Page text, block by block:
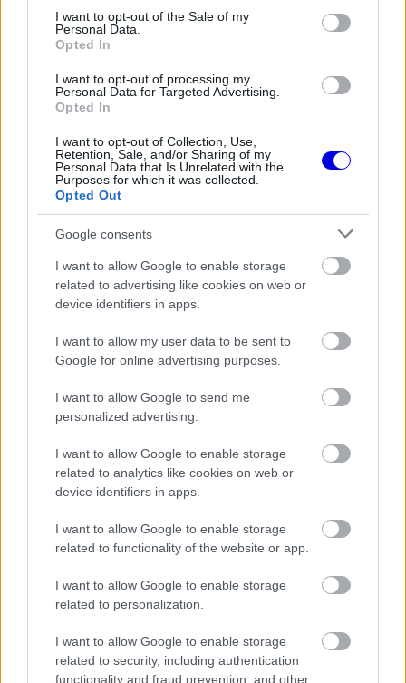
consent section.
I want to opt-out of the Sale of my
Personal Data.
Opted In
I want to opt-out of processing my
Personal Data for Targeted Advertising.
Opted In
I want to opt-out of Collection, Use,
Retention, Sale, and/or Sharing of my
Personal Data that Is Unrelated with the
Purposes for which it was collected.
Opted Out
Google consents
I want to allow Google to enable storage
related to advertising like cookies on web or
device identifiers in apps.
I want to allow my user data to be sent to
Google for online advertising purposes.
I want to allow Google to send me
personalized advertising.
I want to allow Google to enable storage
related to analytics like cookies on web or
device identifiers in apps.
I want to allow Google to enable storage
related to functionality of the website or app.
I want to allow Google to enable storage
related to personalization.
I want to allow Google to enable storage
related to security, including authentication
functionality and fraud prevention, and other
jövőre, gyakorlatilag gyári csapatként működik.
Ez vonzó lehet Verstappen számára" – mondta
Gale a bahreini futam után.
EZEKET IS AJÁNLJUK
FORMA-1
Jelentős összeget kér Alonso az
Aston Martintól a folytatásért
Amerikai versenysorozatban
köthet ki Max Verstappen
FORMA-1
beszélhet a távozásáról Helmut
Marko
„Ha nem találja vonzónak, vagy ha Adrian
[Newey] a fülébe suttog, ahogy Ross Brawn tette
Lewis [Hamilton] esetében 2014 előtt, az